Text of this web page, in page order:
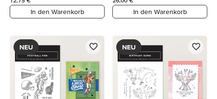
In den Warenkorb In den Warenkorb
NEU NEU